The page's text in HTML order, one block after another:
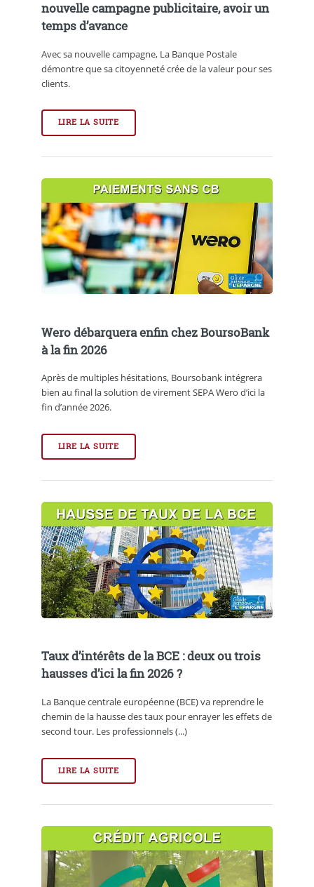
nouvelle campagne publicitaire, avoir un
temps d’avance
Avec sa nouvelle campagne, La Banque Postale
démontre que sa citoyenneté crée de la valeur pour ses
clients.
LIRE LA SUITE
Wero débarquera enfin chez BoursoBank
à la fin 2026
Après de multiples hésitations, Boursobank intégrera
bien au final la solution de virement SEPA Wero d’ici la
fin d’année 2026.
LIRE LA SUITE
Taux d’intérêts de la BCE : deux ou trois
hausses d’ici la fin 2026 ?
La Banque centrale européenne (BCE) va reprendre le
chemin de la hausse des taux pour enrayer les effets de
second tour. Les professionnels (...)
LIRE LA SUITE